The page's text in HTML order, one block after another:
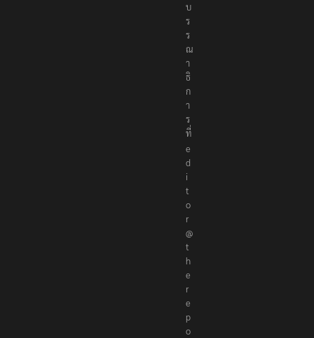
บ
ร
ร
ณ
า
ธิ
ก
า
ร
ที่
e
d
i
t
o
r
@
t
h
e
r
e
p
o